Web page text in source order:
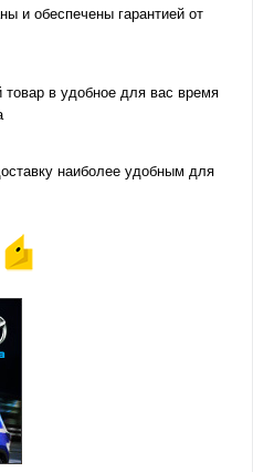
и обеспечены гарантией от
товар в удобное для вас время
наиболее удобным для